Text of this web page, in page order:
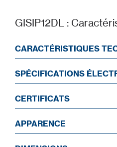
GISIP12DL :
CARACTÉRISTIQUES
SPÉCIFICATIONS
CERTIFICATS
APPARENCE